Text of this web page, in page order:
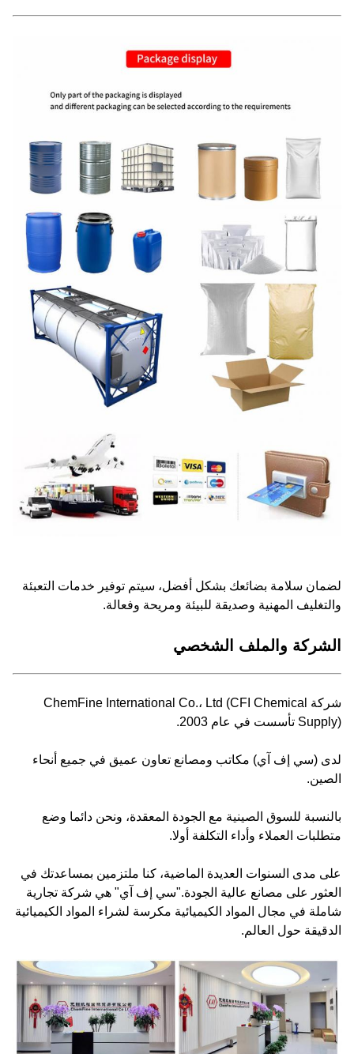
لضمان سلامة بضائعك بشكل أفضل، سيتم توفير خدمات التعبئة
والتغليف المهنية وصديقة للبيئة ومريحة وفعالة.
الشركة والملف الشخصي
شركة ChemFine International Co.، Ltd (CFI Chemical
Supply) تأسست في عام 2003.
لدى (سي إف آي) مكاتب ومصانع تعاون عميق في جميع أنحاء
الصين.
بالنسبة للسوق الصينية مع الجودة المعقدة، ونحن دائما وضع
متطلبات العملاء وأداء التكلفة أولا.
على مدى السنوات العديدة الماضية، كنا ملتزمين بمساعدتك في
العثور على مصانع عالية الجودة."سي إف آي" هي شركة تجارية
شاملة في مجال المواد الكيميائية مكرسة لشراء المواد الكيميائية
الدقيقة حول العالم.